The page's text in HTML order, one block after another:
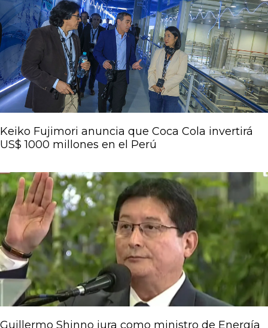
Keiko Fujimori anuncia que Coca Cola invertirá
US$ 1000 millones en el Perú
Guillermo Shinno jura como ministro de Energía